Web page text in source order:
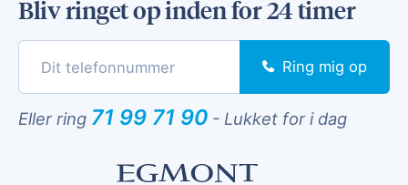
Bliv ringet op inden for 24 timer
Ring mig op
Eller ring 71 99 71 90 - Lukket for i dag